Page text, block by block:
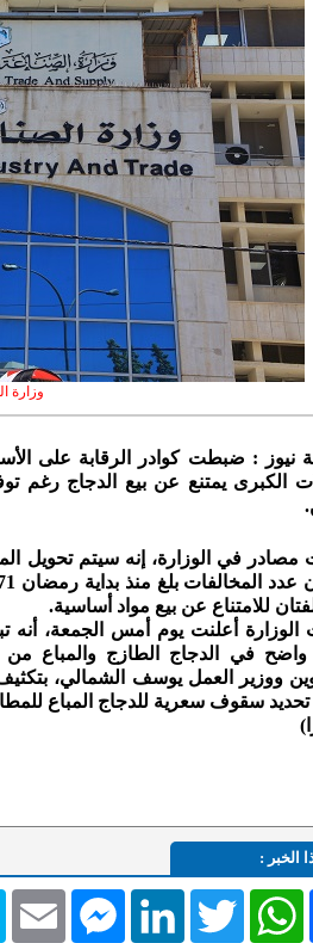
وزارة
نيوز : ضبطت كوادر الرقابة على
الكبرى يمتنع عن بيع الدجاج رغم
مصادر في الوزارة، إنه سيتم تحويل
للامتناع عن بيع مواد أساسية.
الوزارة أعلنت يوم أمس الجمعة، أنه
في الدجاج الطازج والمباع من
ووزير العمل يوسف الشمالي،
سقوف سعرية للدجاج المباع للمطاعم والفنادق بـ
الخبر :
EmailMessengerLinkedIn TwitterWhatsApp